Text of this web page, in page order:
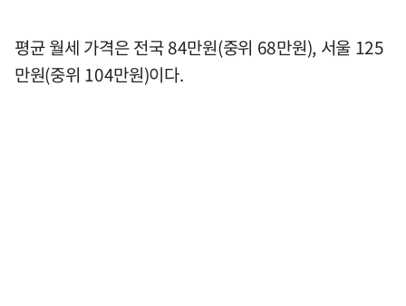
평균 월세 가격은 전국 84만원(중위 68만원), 서울 125
만원(중위 104만원)이다.